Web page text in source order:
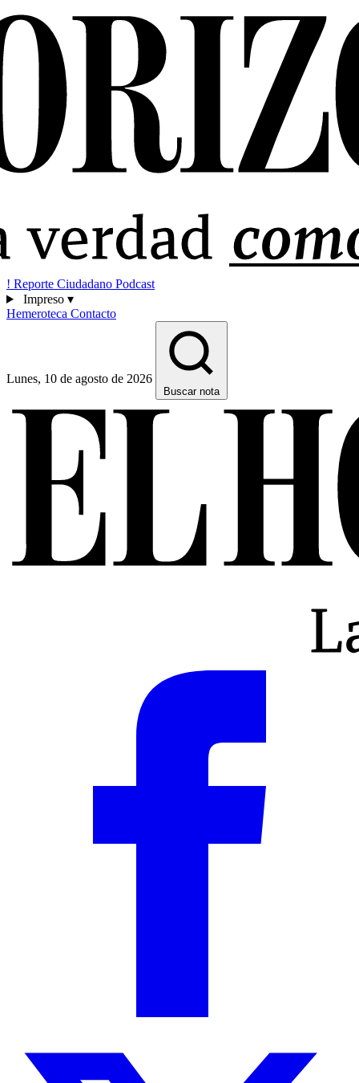
! Reporte Ciudadano Podcast
Impreso ▾
Hemeroteca Contacto
Lunes, 10 de agosto de 2026
Buscar nota